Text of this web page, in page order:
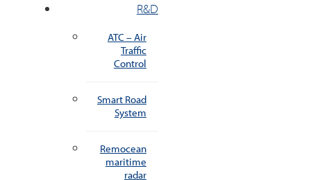
R&D
ATC – Air
Traffic
Control
Smart Road
System
Remocean
maritime
radar